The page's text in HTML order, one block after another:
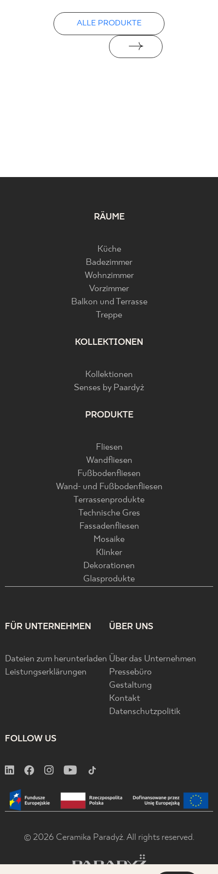
ALLE PRODUKTE
RÄUME
Küche
Badezimmer
Wohnzimmer
Vorzimmer
Balkon und Terrasse
Treppe
KOLLEKTIONEN
Kollektionen
Senses by Paardyż
PRODUKTE
Fliesen
Wandfliesen
Fußbodenfliesen
Wand- und Fußbodenfliesen
Terrassenprodukte
Technische Gres
Fassadenfliesen
Mosaike
Klinker
Dekorationen
Glasprodukte
FÜR UNTERNEHMEN
Dateien zum herunterladen
Leistungserklärungen
ÜBER UNS
Über das Unternehmen
Pressebüro
Gestaltung
Kontakt
Datenschutzpolitik
FOLLOW US
© 2026 Ceramika Paradyż. All rights reserved.